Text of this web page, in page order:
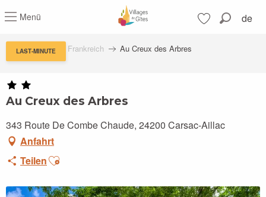
au
principal
LAST-MINUTE
Menü de
Feriendörfern in Frankreich Au Creux des Arbres
Au Creux des Arbres
343 Route De Combe Chaude, 24200 Carsac-Aillac
Anfahrt
TeilenAjouter aux favoris